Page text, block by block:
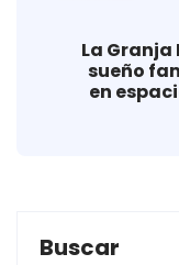
La Granja
sueño
en
Buscar